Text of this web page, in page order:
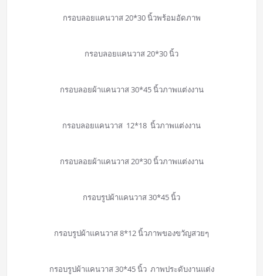
กรอบลอยแคนวาส 20*30 นิ้วพร้อมอัดภาพ
กรอบลอยแคนวาส 20*30 นิ้ว
กรอบลอยผ้าแคนวาส 30*45 นิ้วภาพแต่งงาน
กรอบลอยแคนวาส 12*18 นิ้วภาพแต่งงาน
กรอบลอยผ้าแคนวาส 20*30 นิ้วภาพแต่งงาน
กรอบรูปผ้าแคนวาส 30*45 นิ้ว
กรอบรูปผ้าแคนวาส 8*12 นิ้วภาพของขวัญสวยๆ
กรอบรูปผ้าแคนวาส 30*45 นิ้ว ภาพประดับงานแต่ง